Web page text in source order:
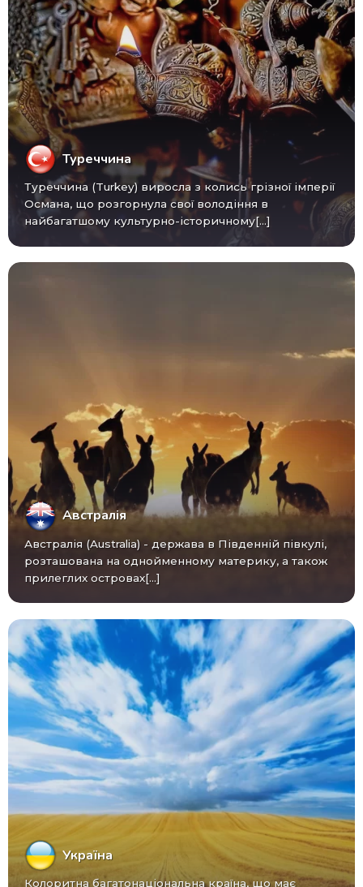
Туреччина
Туреччина (Turkey) виросла з колись грізної імперії
Османа, що розгорнула свої володіння в
найбагатшому культурно-історичному[...]
Австралія
Австралія (Australia) - ​​держава в Південній півкулі,
розташована на однойменному материку, а також
прилеглих островах[...]
Україна
Колоритна багатонаціональна країна, що має